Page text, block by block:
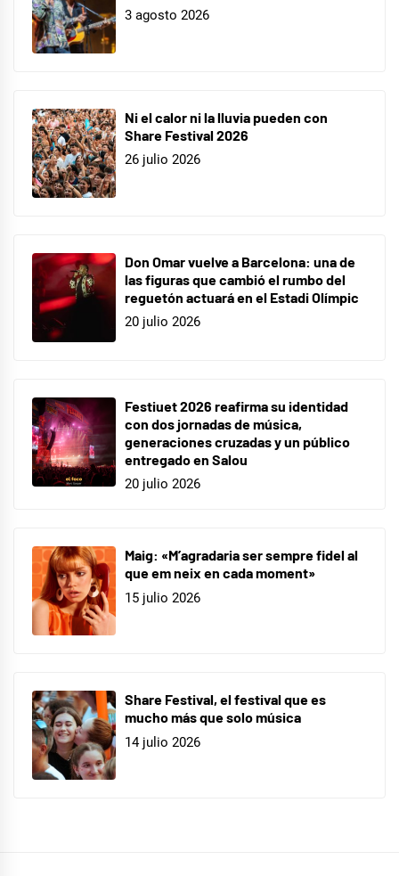
3 agosto 2026
Ni el calor ni la lluvia pueden con
Share Festival 2026
26 julio 2026
Don Omar vuelve a Barcelona: una de
las figuras que cambió el rumbo del
reguetón actuará en el Estadi Olímpic
20 julio 2026
Festiuet 2026 reafirma su identidad
con dos jornadas de música,
generaciones cruzadas y un público
entregado en Salou
20 julio 2026
Maig: «M’agradaria ser sempre fidel al
que em neix en cada moment»
15 julio 2026
Share Festival, el festival que es
mucho más que solo música
14 julio 2026